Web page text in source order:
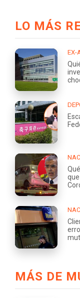
LO MÁS
EX-
MÁS DE